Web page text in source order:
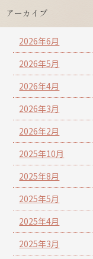
アーカイブ
2026年6月
2026年5月
2026年4月
2026年3月
2026年2月
2025年10月
2025年8月
2025年5月
2025年4月
2025年3月